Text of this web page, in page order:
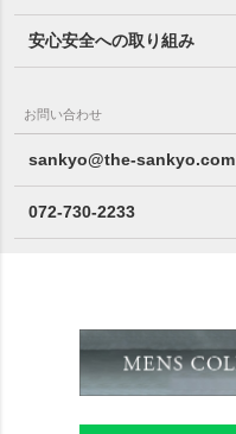
安心安全への取り組み
お問い合わせ
sankyo@the-sankyo.com
072-730-2233